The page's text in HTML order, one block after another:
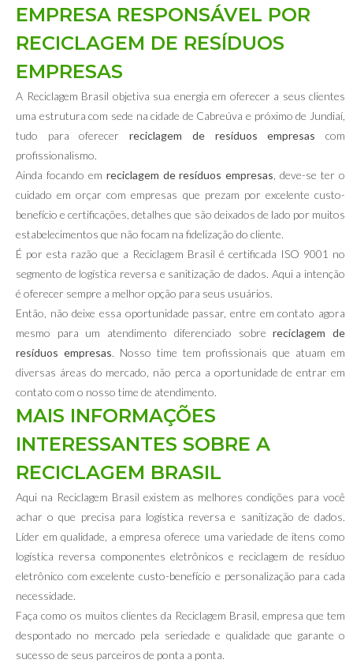
EMPRESA RESPONSÁVEL POR
RECICLAGEM DE RESÍDUOS
EMPRESAS
A Reciclagem Brasil objetiva sua energia em oferecer a seus clientes
uma estrutura com sede na cidade de Cabreúva e próximo de Jundiaí,
tudo para oferecerreciclagem de resíduos empresas com
profissionalismo.
Ainda focando em reciclagem de resíduos empresas , deve-se ter o
cuidado em orçar com empresas que prezam por excelente custo-
benefício e certificações, detalhes que são deixados de lado por muitos
estabelecimentos que não focam na fidelização do cliente.
É por esta razão que a Reciclagem Brasil é certificada ISO 9001 no
segmento de logística reversa e sanitização de dados. Aqui a intenção
é oferecer sempre a melhor opção para seus usuários.
Então, não deixe essa oportunidade passar, entre em contato agora
mesmo para um atendimento diferenciado sobrereciclagem de
resíduos empresas. Nosso time tem profissionais que atuam em
diversas áreas do mercado, não perca a oportunidade de entrar em
contato com o nosso time de atendimento.
MAIS INFORMAÇÕES
INTERESSANTES SOBRE A
RECICLAGEM BRASIL
Aqui na Reciclagem Brasil existem as melhores condições para você
achar o que precisa para logística reversa e sanitização de dados.
Líder em qualidade, a empresa oferece uma variedade de itens como
logística reversa componentes eletrônicos e reciclagem de resíduo
eletrônico com excelente custo-benefício e personalização para cada
necessidade.
Faça como os muitos clientes da Reciclagem Brasil, empresa que tem
despontado no mercado pela seriedade e qualidade que garante o
sucesso de seus parceiros de ponta a ponta.